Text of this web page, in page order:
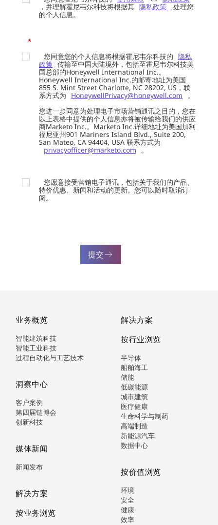
，并理解霍尼韦尔科技将根据其 隐私政策
处理您
的个人信息。
*
您同意您的个人信息将根据霍尼韦尔科技的 隐私
政策 传输至中国大陆境外，包括至霍尼韦尔科技美
国总部的Honeywell International Inc.。
Honeywell International Inc.的邮寄地址为美国
855 S. Mint Street Charlotte, NC 28202, US，联
系方式为
HoneywellPrivacy@honeywell.com
。
您进一步同意为处理电子市场营销通讯之目的，您在
以上表格中提供的个人信息亦将被传输给我们的供应
商Marketo Inc.。Marketo Inc.详细地址为美国加利
福尼亚州901 Mariners Island Blvd., Suite 200,
San Mateo, CA 94404, USA 联系方式为
privacyofficer@marketo.com
。
您愿意接受营销电子通讯，包括关于我们的产品、
特价优惠、新闻和活动的更新。您可以随时取消订
阅。
提交
业务概览
智能建筑科技
智能工业科技
过程自动化与工艺技术
洞察中心
客户案例
第四届链博会
创新科技
媒体新闻
新闻发布
解决方案
按业务浏览
解决方案
按行业浏览
半导体
船舶海工
储能
低碳能源
城市建筑
医疗健康
生命科学与制药
高端制造
新能源汽车
数据中心
按价值浏览
环境
安全
健康
效率